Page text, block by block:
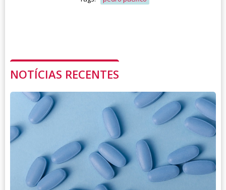
NOTÍCIAS RECENTES